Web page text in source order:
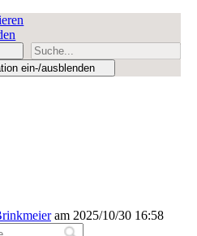
ein-/ausblenden
am 2025/10/30 16:58